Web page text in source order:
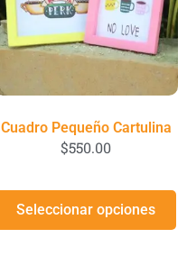
Cuadro Pequeño Cartulina
$550.00
Seleccionar opciones